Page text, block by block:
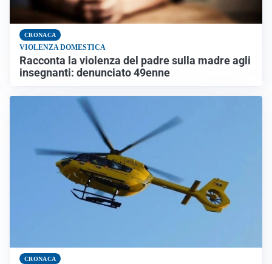
CRONACA
VIOLENZA DOMESTICA
Racconta la violenza del padre sulla madre agli
insegnanti: denunciato 49enne
CRONACA